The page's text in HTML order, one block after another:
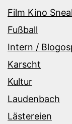
Film Kino
Fußball
Intern /
Karscht
Kultur
Laudenbach
Lästereien